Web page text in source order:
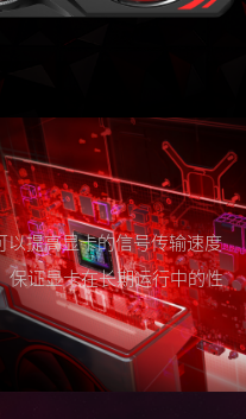
以提高显卡的信号传输速度
保证显卡在长期运行中的性